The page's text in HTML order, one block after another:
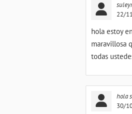
22/
hola estoy
maravillosa
todas
hola
30/